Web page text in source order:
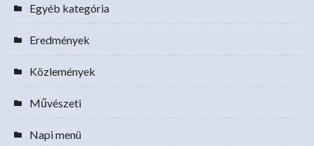
Egyéb kategória
Eredmények
Közlemények
Művészeti
Napi menü